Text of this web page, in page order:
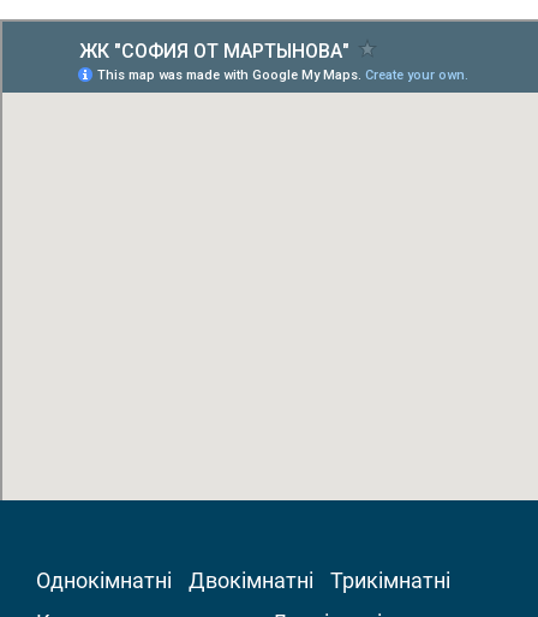
Однокімнатні Двокімнатні
Трикімнатні